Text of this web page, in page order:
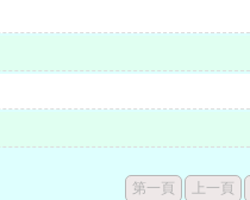
第一頁 上一頁